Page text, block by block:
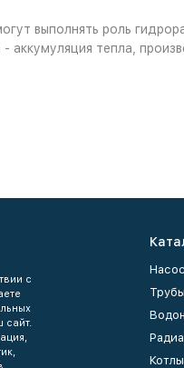
выполнять роль
- аккумуляция тепла,
с
сайт.